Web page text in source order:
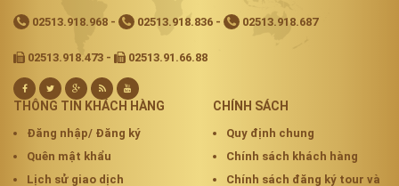
02513.918.968 - 02513.918.836 - 02513.918.687
02513.918.473 - 02513.91.66.88
THÔNG TIN KHÁCH HÀNG
Đăng nhập/ Đăng ký
Quên mật khẩu
Lịch sử giao dịch
CHÍNH SÁCH
Quy định chung
Chính sách khách hàng
Chính sách đăng ký tour và